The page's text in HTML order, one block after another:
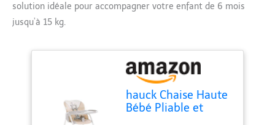
solution idéale pour accompagner votre enfant de 6 mois
jusqu’à 15 kg.
hauck Chaise Haute
Bébé Pliable et